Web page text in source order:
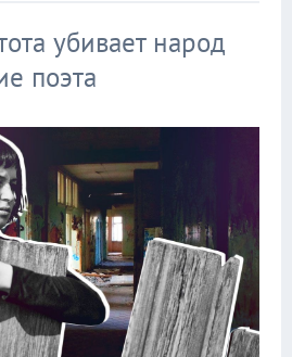
убивает народ
поэта